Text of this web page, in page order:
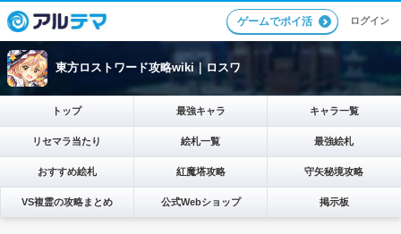
ゲームでポイ活 ログイン
東方ロストワード攻略wiki｜ロスワ
トップ 最強キャラ キャラ一覧
リセマラ当たり 絵札一覧 最強絵札
おすすめ絵札 紅魔塔攻略 守矢秘境攻略
VS複霊の攻略まとめ 公式Webショップ 掲示板